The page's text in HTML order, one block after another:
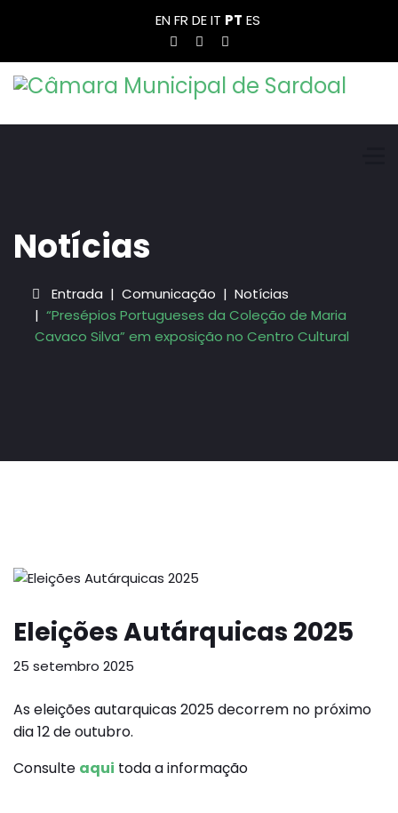
ENFR DEIT PT ES
Notícias
Entrada Comunicação
Notícias
“Presépios Portugueses da Coleção de Maria
Cavaco Silva” em exposição no Centro Cultural
Eleições Autárquicas 2025
25 setembro 2025
As eleições autarquicas 2025 decorrem no próximo
dia 12 de outubro.
Consulte aqui toda a informação